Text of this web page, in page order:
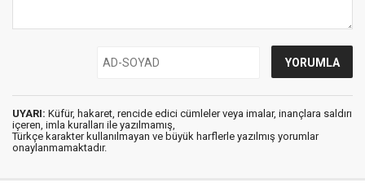
UYARI: Küfür, hakaret, rencide edici cümleler veya imalar, inançlara saldırı
içeren, imla kuralları ile yazılmamış,
Türkçe karakter kullanılmayan ve büyük harflerle yazılmış yorumlar
onaylanmamaktadır.